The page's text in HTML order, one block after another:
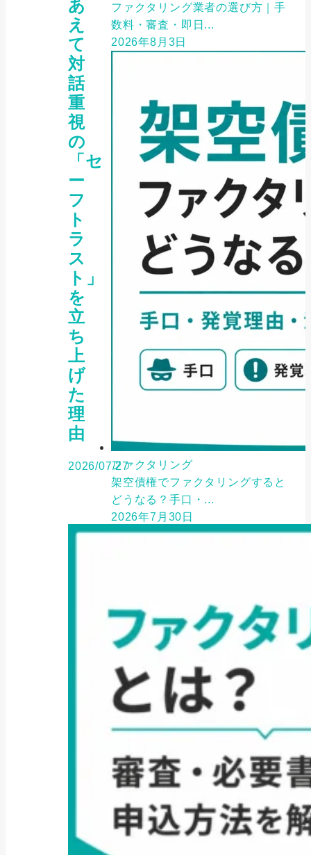
あ
え
て
対
話
重
視
の
「セ
ー
フ
ト
ラ
ス
ト」
を
立
ち
上
げ
た
理
由
2026/07/27
ファクタリング業者の選び方｜手
数料・審査・即日...
2026年8月3日
ファクタリング
架空債権でファクタリングすると
どうなる？手口・...
2026年7月30日